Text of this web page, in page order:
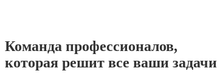
Команда профессионалов,
которая решит все ваши задачи